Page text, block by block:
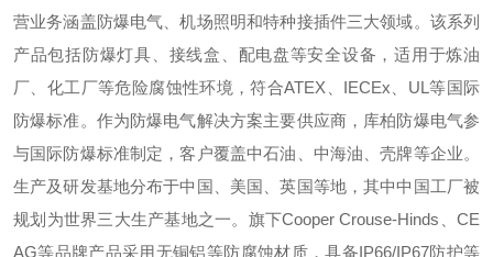
营业务涵盖防爆电气、机场照明和特种接插件三大领域。该系列
产品包括防爆灯具、接线盒、配电盘等安全设备，适用于炼油
厂、化工厂等危险腐蚀性环境，符合ATEX IECEx UL 等国际
防爆标准。作为防爆电气解决方案主要供应商，库柏防爆电气参
与国际防爆标准制定，客户覆盖中石油、中海油、壳牌等企业。
生产及研发基地分布于中国、美国、英国等地，其中中国工厂被
规划为世界三大生产基地之一。旗下Cooper Crouse-Hinds 、CE
AG等品牌产品采用无铜铝等防腐蚀材质，具备IP66/IP67防护等